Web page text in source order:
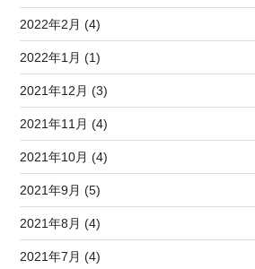
2022年2月 (4)
2022年1月 (1)
2021年12月 (3)
2021年11月 (4)
2021年10月 (4)
2021年9月 (5)
2021年8月 (4)
2021年7月 (4)